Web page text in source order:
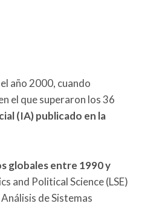
año 2000, cuando
el que superaron los 36
(IA) publicado en la
globales entre 1990 y
and Political Science (LSE)
de Sistemas